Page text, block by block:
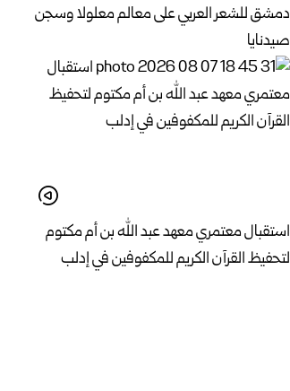
دمشق للشعر العربي على معالم معلولا وسجن
صيدنايا
استقبال معتمري معهد عبد الله بن أم مكتوم
لتحفيظ القرآن الكريم للمكفوفين في إدلب